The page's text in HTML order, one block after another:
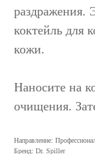
раздражения.
коктейль для
кожи.
Наносите на
очищения.
Направление:
Бренд: Dr. Spiller